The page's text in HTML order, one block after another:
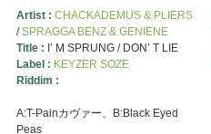
Artist : CHACKADEMUS & PLIERS
/SPRAGGA BENZ & GENIENE
Title : I’ M SPRUNG / DON’ T LIE
Label : KEYZER SOZE
Riddim :
A:T-Painカヴァー、B:Black Eyed
Peas